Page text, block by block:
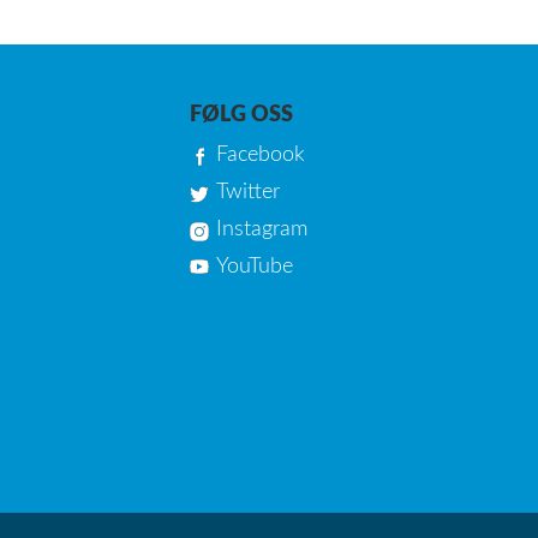
FØLG OSS
Facebook
Twitter
Instagram
YouTube